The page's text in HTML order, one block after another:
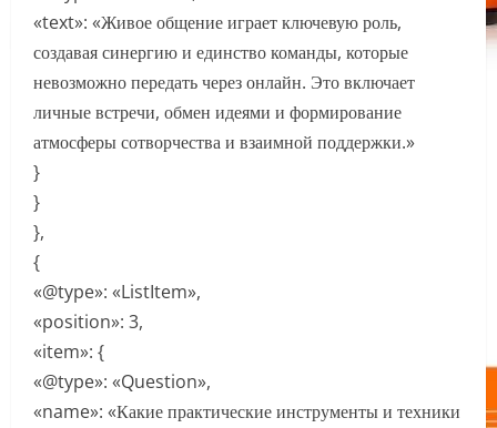
«text»: «Живое общение играет ключевую роль,
создавая синергию и единство команды, которые
невозможно передать через онлайн. Это включает
личные встречи, обмен идеями и формирование
атмосферы сотворчества и взаимной поддержки.»
}
}
},
{
«@type»: «ListItem»,
«position»: 3,
«item»: {
«@type»: «Question»,
«name»: «Какие практические инструменты и техники